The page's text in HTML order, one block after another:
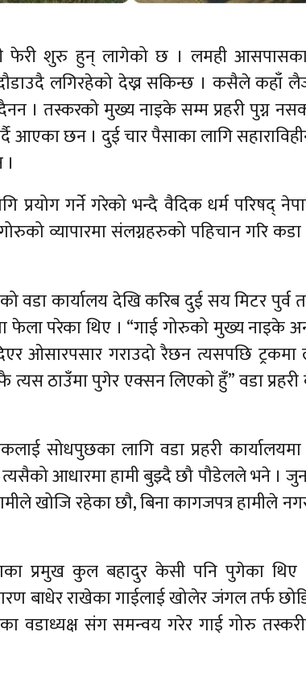
शुरु हुन् लागेको छ । लमही आसपासका
लगिरहेको देख्न सकिन्छ । कसैले कहाँ
। तस्करको मुख्य नाइके सम्म प्रहरी पुग्न
आएका छन । दुई चार पैसाका लागि
प्रयोग गर्ने गरेको भन्दै वैदिक धर्म परिषद्
व्यापारमा संलग्नहरुको पहिचान गरि कडा
वडा कार्यालय देखि करिब दुई सय मिटर पुर्व
फेला परेका थिए । “गाई गोरुको मुख्य नाइके
ओसारपसार गराउदो रैछन त्यसपछि ट्रकमा
ठाउँमा पुगेर एक्सन लिएको हुँ” वडा प्रहरी
सोधपुछका लागि वडा प्रहरी
आधारमा हामी बुझ्दै छौ पौडेलले भने ।
खोजि रहेका छौ, बिना कागजपत्र हामीले
प्रमुख कुल बहादुर केसी पनि पुगेका
बाधेर राखेका गाईलाई खोलेर जंगल तर्फ
वडाध्यक्ष संग समन्वय गरेर गाई गोरु